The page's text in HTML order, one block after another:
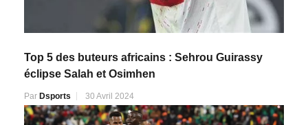
Top 5 des buteurs africains : Sehrou Guirassy
éclipse Salah et Osimhen
Par Dsports 30 Avril 2024